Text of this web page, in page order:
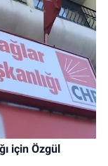
için Özgül